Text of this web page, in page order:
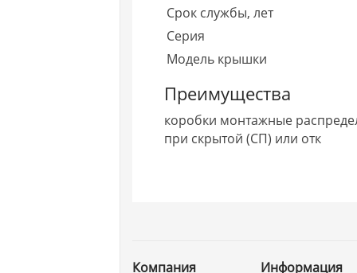
Срок службы, лет
Серия
Модель крышки
Преимущества
коробки монтажные
при скрытой (СП) или отк
Компания Информация